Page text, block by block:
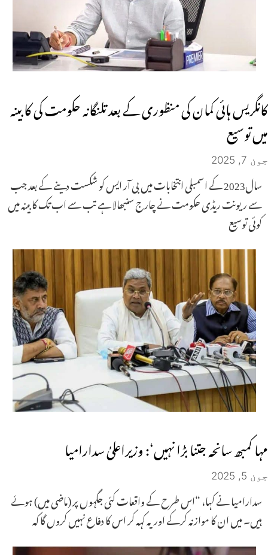
کانگریس ہائی کمان کی منظوری کے بعد تلنگانہ حکومت کی کابینہ
میں توسیع
جون 7, 2025
سال2023 کے اسمبلی انتخابات میں بی آر ایس کو شکست دینے کے بعد جب
سے ریونت ریڈی حکومت نے چارج سنبھالا ہے تب سے اب تک کابینہ میں
کوئی توسیع
مہا کمبھ سانحہ جتنا بڑا نہیں‘: وزیراعلیٰ سدارامیا
جون 5, 2025
سدارامیا نے کہا، “اس طرح کے واقعات کئی جگہوں پر (ماضی میں) ہوئے
ہیں۔ میں ان کا موازنہ کرکے اور یہ کہہ کر اس کا دفاع نہیں کروں گا کہ